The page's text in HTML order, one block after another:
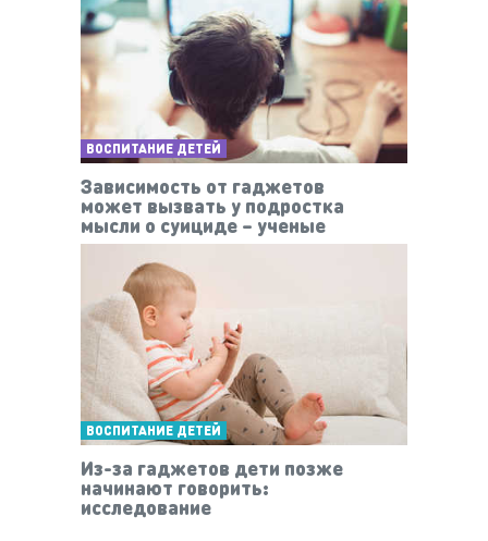
ВОСПИТАНИЕ ДЕТЕЙ
Зависимость от гаджетов
может вызвать у подростка
мысли о суициде – ученые
ВОСПИТАНИЕ ДЕТЕЙ
Из-за гаджетов дети позже
начинают говорить:
исследование